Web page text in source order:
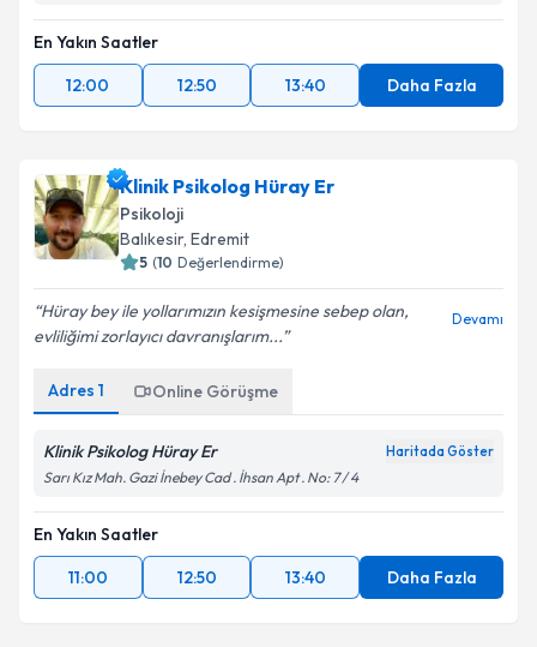
En Yakın Saatler
12:00
12:50 13:40 Daha Fazla
Klinik Psikolog Hüray Er
Psikoloji
Balıkesir, Edremit
5 (10 Değerlendirme)
Hüray bey ile yollarımızın kesişmesine sebep olan,
evliliğimi zorlayıcı davranışlarım...
Devamı
Adres 1 Online Görüşme
Klinik Psikolog Hüray Er Haritada Göster
Sarı Kız Mah. Gazi İnebey Cad . İhsan Apt . No: 7 / 4
En Yakın Saatler
11:00
12:50 13:40 Daha Fazla